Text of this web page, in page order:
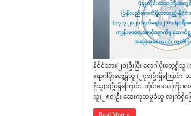
နိုင်ငံသား(၂၀)ဦးပြီး ရောဂါပိုးတွေ့ရှိသူ (
ရောဂါပိုးတွေ့ရှိသူ (၂၇၁)ဦးရှိကြောင်း၊
ရှိသူ(၁)ဦးရှိကြောင်း၊ တိုင်းဒေသကြီး စာရ
သူ(၂၈၀)ဦး ဆေးကုသမှုခံယူ လျက်ရှိက
Read More »